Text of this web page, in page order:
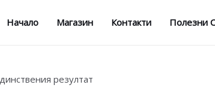
Начало Магазин Контакти Полезни
резултат